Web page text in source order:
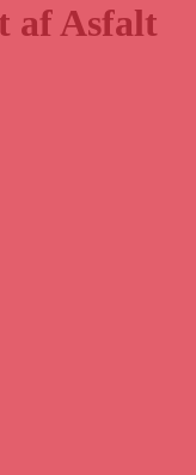
af Asfalt